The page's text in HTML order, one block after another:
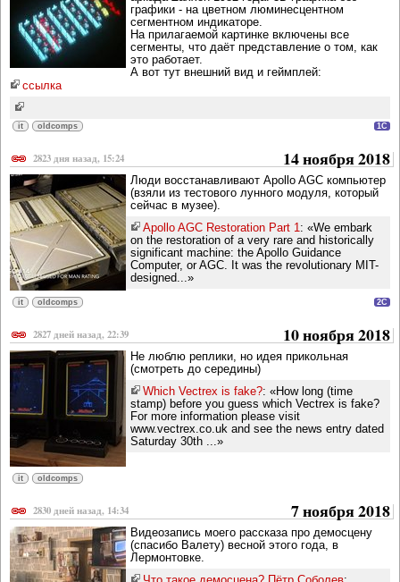
графики - на цветном люминесцентном
сегментном индикаторе.
На прилагаемой картинке включены все
сегменты, что даёт представление о том, как
это работает.
А вот тут внешний вид и геймплей:
ссылка
it oldcomps 1C
2823 дня назад, 15:24 14 ноября 2018
Люди восстанавливают Apollo AGC компьютер
(взяли из тестового лунного модуля, который
сейчас в музее).
Apollo AGC Restoration Part 1: «We embark
on the restoration of a very rare and historically
significant machine: the Apollo Guidance
Computer, or AGC. It was the revolutionary MIT-
designed...»
it oldcomps 2C
2827 дней назад, 22:39 10 ноября 2018
Не люблю реплики, но идея прикольная
(смотреть до середины)
Which Vectrex is fake?: «How long (time
stamp) before you guess which Vectrex is fake?
For more information please visit
www.vectrex.co.uk and see the news entry dated
Saturday 30th ...»
it oldcomps
2830 дней назад, 14:34 7 ноября 2018
Видеозапись моего рассказа про демосцену
(спасибо Валету) весной этого года, в
Лермонтовке.